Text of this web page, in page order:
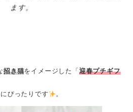
ます。
招き猫をイメージした「 迎春プチギフ
ぴったりです
。